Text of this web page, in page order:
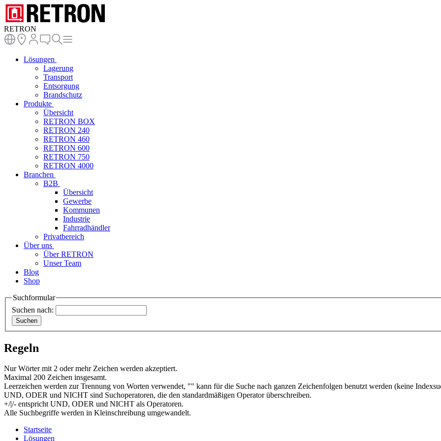
RETRON
Lösungen
Lagerung
Transport
Entsorgung
Brandschutz
Produkte
Übersicht
RETRON BOX
RETRON 240
RETRON 460
RETRON 600
RETRON 750
RETRON 4000
Branchen
B2B
Übersicht
Gewerbe
Kommunen
Industrie
Fahrradhändler
Privatbereich
Über uns
Über RETRON
Unser Team
Blog
Shop
Suchformular
Suchen nach:
Regeln
Nur Wörter mit 2 oder mehr Zeichen werden akzeptiert.
Maximal 200 Zeichen insgesamt.
Leerzeichen werden zur Trennung von Worten verwendet, "" kann für die Suche nach ganzen Zeichenfolgen benutzt werden (keine
UND, ODER und NICHT sind Suchoperatoren, die den standardmäßigen Operator überschreiben.
+/|/- entspricht UND, ODER und NICHT als Operatoren.
Alle Suchbegriffe werden in Kleinschreibung umgewandelt.
Startseite
Lösungen